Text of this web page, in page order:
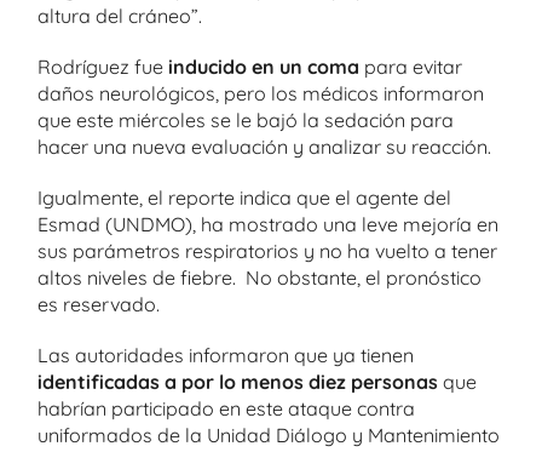
altura del cráneo”.
Rodríguez fue inducido en un coma para evitar
daños neurológicos, pero los médicos informaron
que este miércoles se le bajó la sedación para
hacer una nueva evaluación y analizar su reacción.
Igualmente, el reporte indica que el agente del
Esmad (UNDMO), ha mostrado una leve mejoría en
sus parámetros respiratorios y no ha vuelto a tener
altos niveles de fiebre. No obstante, el pronóstico
es reservado.
Las autoridades informaron que ya tienen
identificadas a por lo menos diez personas que
habrían participado en este ataque contra
uniformados de la Unidad Diálogo y Mantenimiento